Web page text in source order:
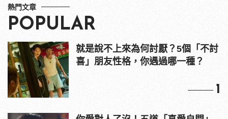
熱門文章
POPULAR
就是說不上來為何討厭？5個「不討
喜」朋友性格，你遇過哪一種？
1